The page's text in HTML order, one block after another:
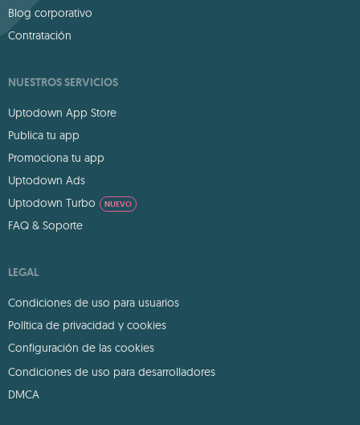
Blog corporativo
Contratación
NUESTROS SERVICIOS
Uptodown App Store
Publica tu app
Promociona tu app
Uptodown Ads
Uptodown Turbo
NUEVO
FAQ & Soporte
LEGAL
Condiciones de uso para usuarios
Política de privacidad y cookies
Configuración de las cookies
Condiciones de uso para desarrolladores
DMCA